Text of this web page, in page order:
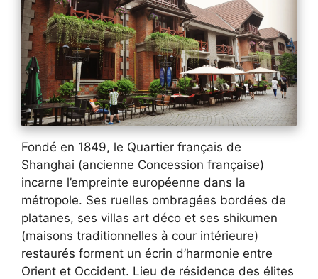
Fondé en 1849, le Quartier français de
Shanghai (ancienne Concession française)
incarne l’empreinte européenne dans la
métropole. Ses ruelles ombragées bordées de
platanes, ses villas art déco et ses shikumen
(maisons traditionnelles à cour intérieure)
restaurés forment un écrin d’harmonie entre
Orient et Occident. Lieu de résidence des élites